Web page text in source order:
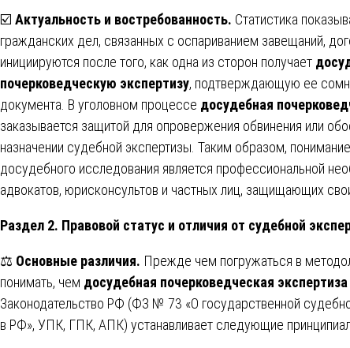
☑️ Актуальность и востребованность. Статистика
гражданских дел, связанных с оспариванием завещаний,
инициируются после того, как одна из сторон получает
почерковедческую экспертизу, подтверждающую ее
документа. В уголовном процессе досудебная
заказывается защитой для опровержения обвинения или
назначении судебной экспертизы. Таким образом,
досудебного исследования является профессиональной
адвокатов, юрисконсультов и частных лиц, защищающих
Раздел 2. Правовой статус и отличия от судебной
⚖️ Основные различия. Прежде чем погружаться в
понимать, чем досудебная почерковедческая экспертиза
Законодательство РФ (ФЗ № 73 «О государственной
в РФ», УПК, ГПК, АПК) устанавливает следующие